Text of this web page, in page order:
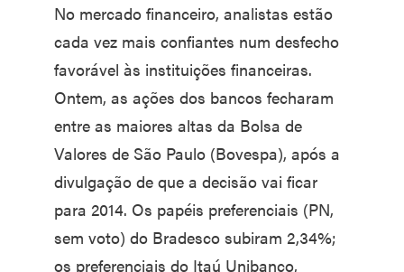
No mercado financeiro, analistas estão
cada vez mais confiantes num desfecho
favorável às instituições financeiras.
Ontem, as ações dos bancos fecharam
entre as maiores altas da Bolsa de
Valores de São Paulo (Bovespa), após a
divulgação de que a decisão vai ficar
para 2014. Os papéis preferenciais (PN,
sem voto) do Bradesco subiram 2,34%;
os preferenciais do Itaú Unibanco,